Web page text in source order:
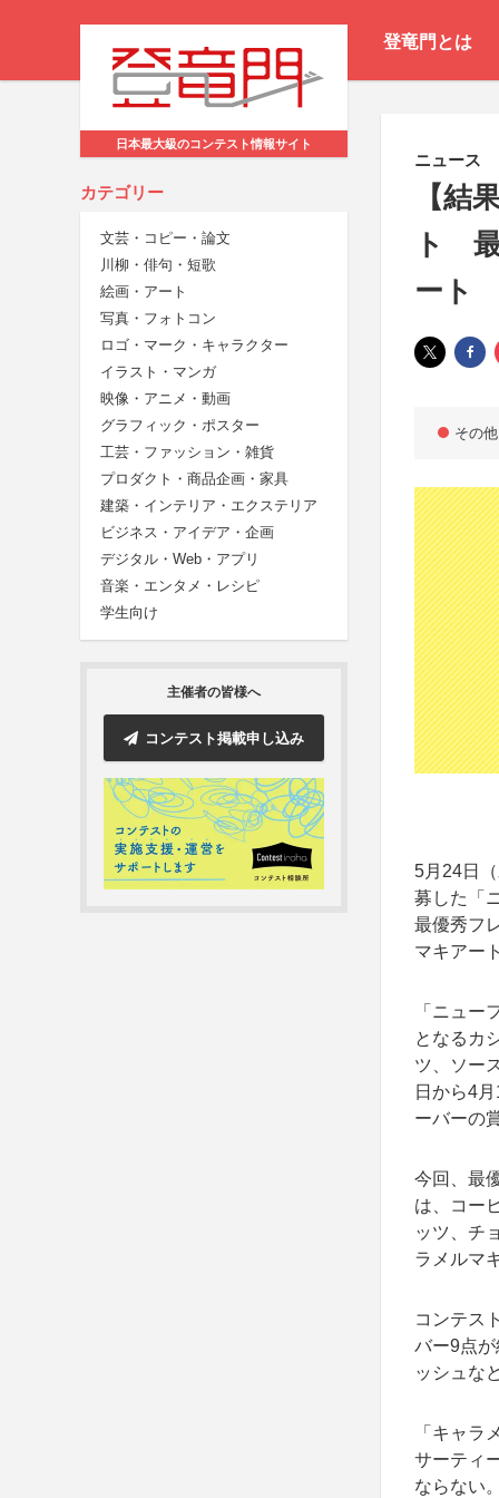
登竜門とは
日本最大級のコンテスト情報サイト
カテゴリー
文芸・コピー・論文
川柳・俳句・短歌
絵画・アート
写真・フォトコン
ロゴ・マーク・キャラクター
イラスト・マンガ
映像・アニメ・動画
グラフィック・ポスター
工芸・ファッション・雑貨
プロダクト・商品企画・家具
建築・インテリア・エクステリア
ビジネス・アイデア・企画
デジタル・Web・アプリ
音楽・エンタメ・レシピ
学生向け
主催者の皆様へ
コンテスト掲載申し込み
ニュース
【結
ト
ート
その他
5月24日
募した「
最優秀フ
マキアー
「ニュー
となるカ
ツ、ソー
日から4
ーバーの
今回、最
は、コー
ッツ、チ
ラメルマ
コンテス
バー9点
ッシュな
「キャラ
サーティ
ならない。